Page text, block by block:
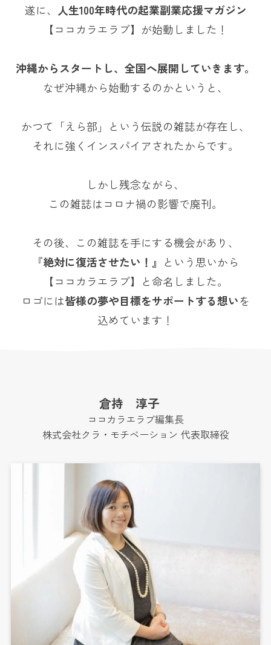
遂に、 人生100年時代の起業副業応援マガジン
【ココカラエラブ】が始動しました！
沖縄からスタートし、全国へ展開していきます。
なぜ沖縄から始動するのかというと、
かつて「えら部」という伝説の雑誌が存在し、
それに強くインスパイアされたからです。
しかし残念ながら、
この雑誌はコロナ禍の影響で廃刊。
その後、この雑誌を手にする機会があり、
『絶対に復活させたい！』 という思いから
【ココカラエラブ】と命名しました。
ロゴには皆様の夢や目標をサポートする想いを
込めています！
倉持 淳子
ココカラエラブ編集長
株式会社クラ・モチベーション 代表取締役